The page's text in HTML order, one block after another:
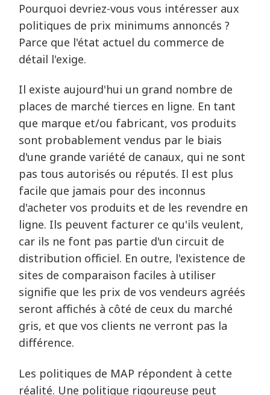
Pourquoi devriez-vous vous intéresser aux
politiques de prix minimums annoncés ?
Parce que l'état actuel du commerce de
détail l'exige.
Il existe aujourd'hui un grand nombre de
places de marché tierces en ligne. En tant
que marque et/ou fabricant, vos produits
sont probablement vendus par le biais
d'une grande variété de canaux, qui ne sont
pas tous autorisés ou réputés. Il est plus
facile que jamais pour des inconnus
d'acheter vos produits et de les revendre en
ligne. Ils peuvent facturer ce qu'ils veulent,
car ils ne font pas partie d'un circuit de
distribution officiel. En outre, l'existence de
sites de comparaison faciles à utiliser
signifie que les prix de vos vendeurs agréés
seront affichés à côté de ceux du marché
gris, et que vos clients ne verront pas la
différence.
Les politiques de MAP répondent à cette
réalité. Une politique rigoureuse peut